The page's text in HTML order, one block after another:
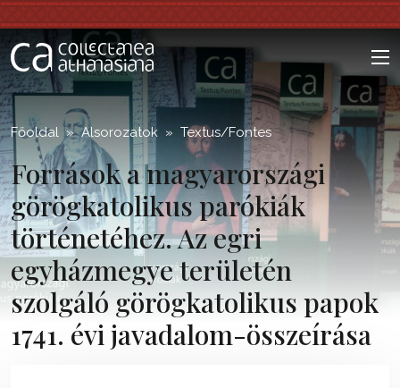
;
Főoldal Alsorozatok Textus/Fontes
Források a magyarországi
görögkatolikus parókiák
történetéhez. Az egri
egyházmegye területén
szolgáló görögkatolikus papok
1741. évi javadalom-összeírása